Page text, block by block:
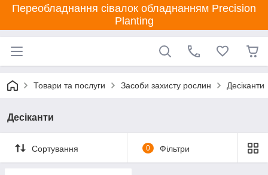
Переобладнання сівалок обладнанням Precision
Planting
Товари та послуги Засоби захисту рослин Десіканти
Десіканти
Сортування 0 Фільтри